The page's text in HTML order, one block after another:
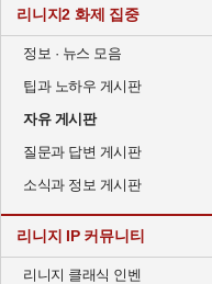
리니지2 화제 집중
정보 · 뉴스 모음
팁과 노하우 게시판
자유 게시판
질문과 답변 게시판
소식과 정보 게시판
리니지 IP 커뮤니티
리니지 클래식 인벤